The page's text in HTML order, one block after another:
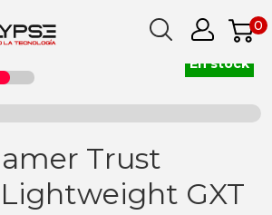
0
Trust
GXT
En stock